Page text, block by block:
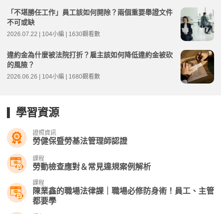
「不堪勝任工作」員工該如何開除？兩個重要舉證文件
不可或缺
2026.07.22 | 104小編 | 1630觀看數
違約金為什麼被法院打折？雇主該如何降低違約金被砍
的風險？
2026.06.26 | 104小編 | 1680觀看數
學習資源
證照資訊
勞健保暨勞基法管理師認證
課程
勞動檢查應對＆常見違規案例解析
課程
陳業鑫的職場法律課｜職場必修防身術！員工、主管
都要學